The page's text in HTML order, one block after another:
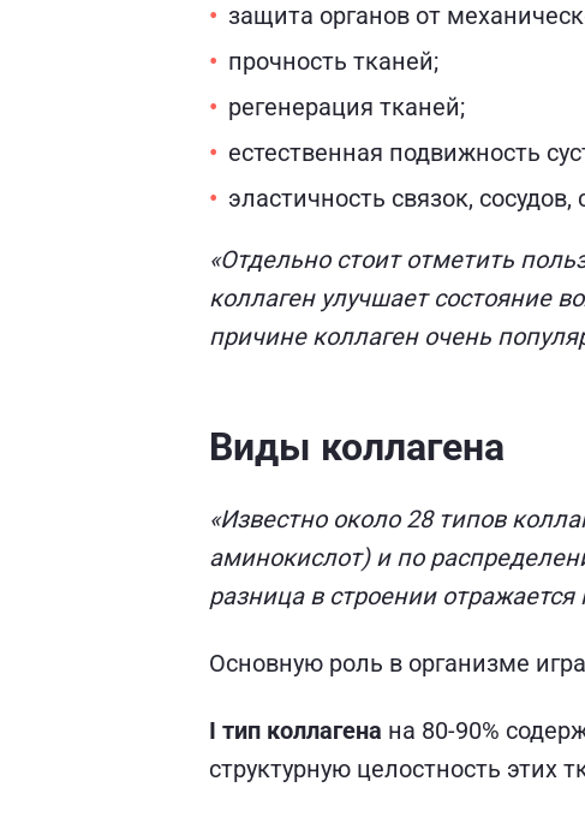
защита органов от
прочность тканей;
регенерация тканей;
естественная подвижность
эластичность связок,
«Отдельно стоит отметить
коллаген улучшает состояние
причине коллаген очень
Виды коллагена
«Известно около 28 типов
аминокислот) и по
разница в строении
Основную роль в организме
I тип коллагена на 80-90%
структурную целостность этих